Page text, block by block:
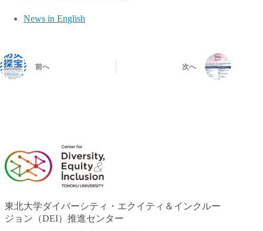
News in English
前へ 次へ
東北大学ダイバーシティ・エクイティ＆インクルー
ジョン（DEI）推進センター